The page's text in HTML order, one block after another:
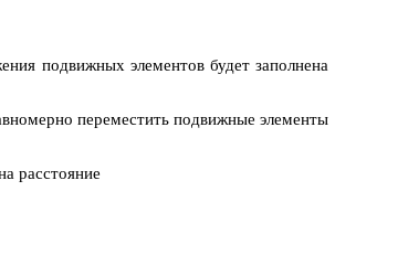
подвижных элементов будет заполнена
переместить подвижные элементы
расстояние